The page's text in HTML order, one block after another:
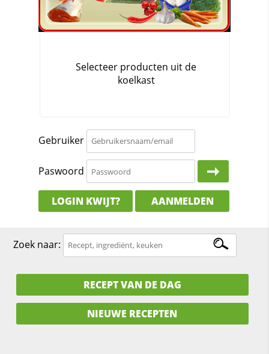
Gebruiker
Paswoord
LOGIN KWIJT? AANMELDEN
Zoek naar:
RECEPT VAN DE DAG
NIEUWE RECEPTEN